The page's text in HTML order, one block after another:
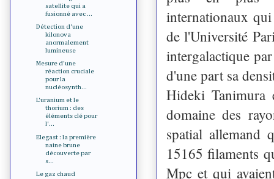
internationaux
de l'Université
intergalactique
d'une part sa
Hideki Tanimura
domaine des
spatial allemand
15165 filaments
Mpc et qui
satellite qui a
fusionné avec ...
Détection d'une
kilonova
anormalement
lumineuse
Mesure d'une
réaction cruciale
pour la
nucléosynth...
L'uranium et le
thorium : des
éléments clé pour
l'...
Elegast : la première
naine brune
découverte par
s...
Le gaz chaud